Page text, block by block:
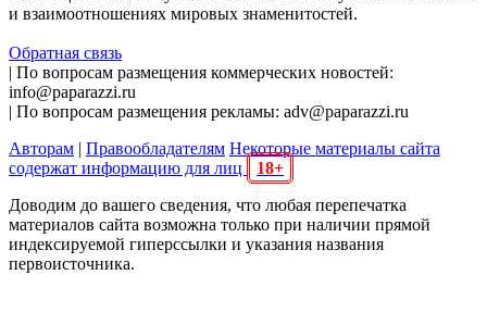
и взаимоотношениях мировых знаменитостей.
Обратная связь
| По вопросам размещения коммерческих новостей:
info@paparazzi.ru
| По вопросам размещения рекламы: adv@paparazzi.ru
Авторам | Правообладателям Некоторые материалы сайта
содержат информацию для лиц
18+
Доводим до вашего сведения, что любая перепечатка
материалов сайта возможна только при наличии прямой
индексируемой гиперссылки и указания названия
первоисточника.